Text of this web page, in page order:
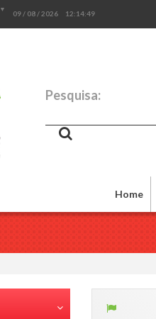
▼
09 / 08 / 2026 12:14:50
Pesquisa:
Home